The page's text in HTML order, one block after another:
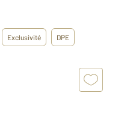
Exclusivité DPE